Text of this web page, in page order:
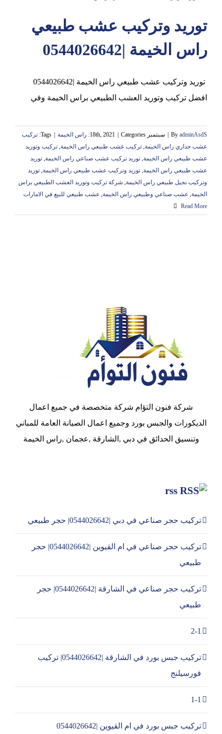
توريد وتركيب عشب طبيعي
راس الخيمة |0544026642
توريد وتركيب عشب طبيعي راس الخيمة |0544026642
افضل تركيب وتوريد العشب الطبيعي براس الخيمة وفي
By adminAsdS سبتمبر 18th, 2021 Categories: راس الخيمة Tags: تركيب
عشب جداري راس الخيمة, تركيب عشب طبيعي راس الخيمة, تركيب وتوريد
عشب طبيعي راس الخيمة, توريد تركيب عشب صناعي راس الخيمة, توريد
عشب طبيعي راس الخيمة, توريد وتركيب عشب طبيعي راس الخيمة, توريد
وتركيب نجيل طبيعي راس الخيمة, شركة تركيب وتوريد العشب الطبيعي براس
الخيمة, عشب صناعي وطبيعي راس الخيمة, عشب طبيعي للبيع في الامارات
Read More
شركة فنون التؤام شركة متخصصة في جميع اعمال
الديكورات والجبس بورد وجميع اعمال الصيانة العامة للمباني
وتنسيق الحدائق في دبي ,الشارقة ,عجمان ,راس الخيمة
rss
تركيب حجر صناعي في دبي |0544026642| حجر طبيعي
تركيب حجر صناعي في ام القيوين |0544026642| حجر
طبيعي
تركيب حجر صناعي في الشارقة |0544026642| حجر
طبيعي
2-1
تركيب جبس بورد في الشارقة |0544026642| تركيب
فورسيلنج
1-1
تركيب جبس بورد في ام القيوين |0544026642